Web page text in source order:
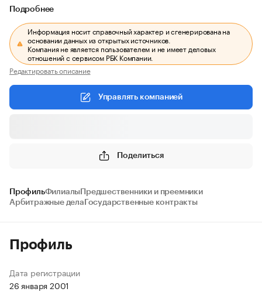
Подробнее
Информация носит справочный характер и сгенерирована на
основании данных из открытых источников.
Компания не является пользователем и не имеет деловых
отношений с сервисом РБК Компании.
Редактировать описание
Управлять компанией
Поделиться
ПрофильФилиалы Предшественники и преемники
Арбитражные дела Государственные контракты
Профиль
Дата регистрации
26 января 2001